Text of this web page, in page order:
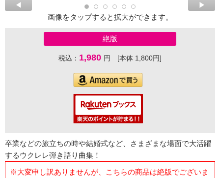
画像をタップすると拡大ができます。
絶版
税込： 1,980 円 [本体 1,800円]
卒業などの旅立ちの時や結婚式など、さまざまな場面で大活躍
するウクレレ弾き語り曲集！
※大変申し訳ありませんが、こちらの商品は絶版でございま